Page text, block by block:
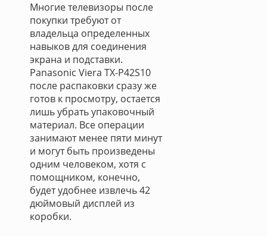
Многие телевизоры после
покупки требуют от
владельца определенных
навыков для соединения
экрана и подставки.
Panasonic Viera TX-P42S10
после распаковки сразу же
готов к просмотру, остается
лишь убрать упаковочный
материал. Все операции
занимают менее пяти минут
и могут быть произведены
одним человеком, хотя с
помощником, конечно,
будет удобнее извлечь 42
дюймовый дисплей из
коробки.